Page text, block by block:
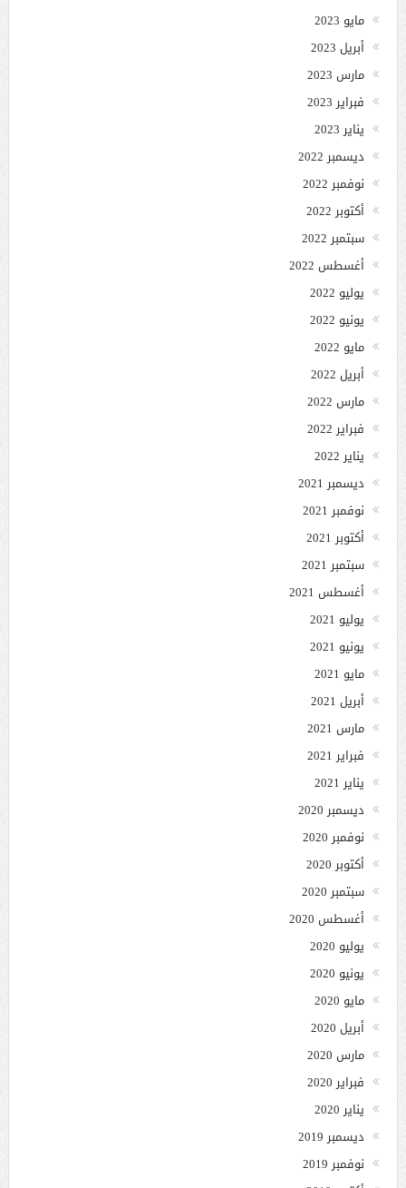
مايو 2023
أبريل 2023
مارس 2023
فبراير 2023
يناير 2023
ديسمبر 2022
نوفمبر 2022
أكتوبر 2022
سبتمبر 2022
أغسطس 2022
يوليو 2022
يونيو 2022
مايو 2022
أبريل 2022
مارس 2022
فبراير 2022
يناير 2022
ديسمبر 2021
نوفمبر 2021
أكتوبر 2021
سبتمبر 2021
أغسطس 2021
يوليو 2021
يونيو 2021
مايو 2021
أبريل 2021
مارس 2021
فبراير 2021
يناير 2021
ديسمبر 2020
نوفمبر 2020
أكتوبر 2020
سبتمبر 2020
أغسطس 2020
يوليو 2020
يونيو 2020
مايو 2020
أبريل 2020
مارس 2020
فبراير 2020
يناير 2020
ديسمبر 2019
نوفمبر 2019